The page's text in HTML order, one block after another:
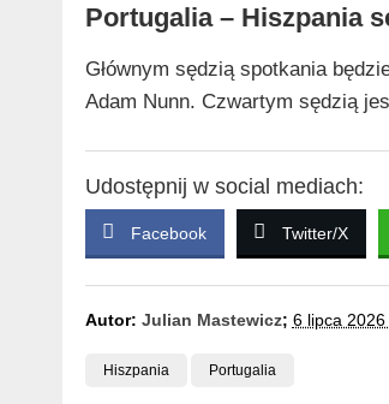
Portugalia – Hiszpania
Głównym sędzią spotkania
Adam Nunn. Czwartym sędzią
Udostępnij w social mediach:
Facebook Twitter/X
Autor: Julian Mastewicz; 6 lipca 2026
Hiszpania Portugalia